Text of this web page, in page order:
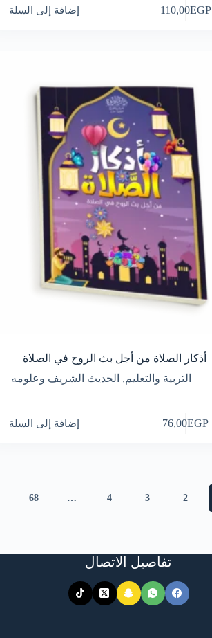
110,00EGP إضافة إلى السلة
أذكار الصلاة من أجل بث الروح في الصلاة
التربية والتعليم, الحديث الشريف وعلومه
76,00EGP إضافة إلى السلة
2
3
4
…
68
تفاصيل الاتصال